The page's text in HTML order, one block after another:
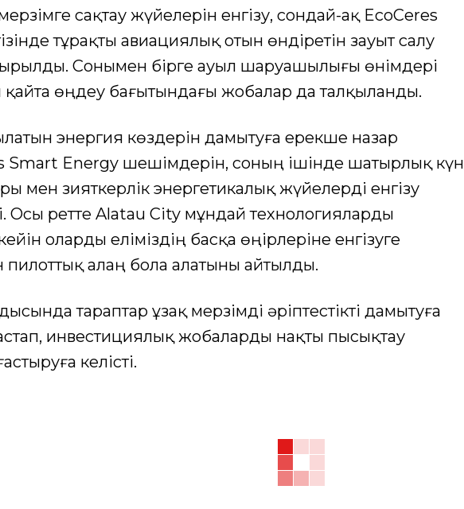
сақтау жүйелерін енгізу, сондай-ақ EcoCeres
тұрақты авиациялық отын өндіретін зауыт салу
Сонымен бірге ауыл шаруашылығы өнімдері
өңдеу бағытындағы жобалар да талқыланды.
энергия көздерін дамытуға ерекше назар
Smart Energy шешімдерін, соның ішінде шатырлық күн
мен зияткерлік энергетикалық жүйелерді енгізу
Осы ретте Alatau City мұндай технологияларды
оларды еліміздің басқа өңірлеріне енгізуге
пилоттық алаң бола алатыны айтылды.
тараптар ұзақ мерзімді әріптестікті дамытуға
инвестициялық жобаларды нақты пысықтау
келісті.